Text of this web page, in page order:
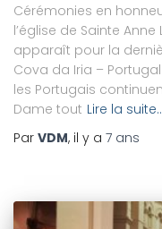
Cérémonies en
l’église de Sainte Anne
apparaît pour la
Cova da Iria –
les Portugais
Dame tout Lire la
Par VDM, il y a 7 ans